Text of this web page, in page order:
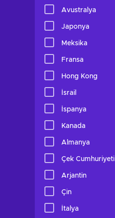
Avustralya
Japonya
Meksika
Fransa
Hong Kong
İsrail
İspanya
Kanada
Almanya
Çek Cumhuriyeti
Arjantin
Çin
İtalya